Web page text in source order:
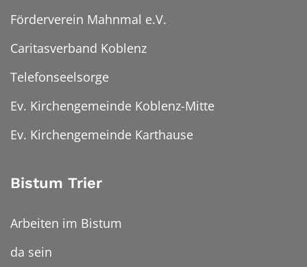
Förderverein Mahnmal e.V.
Caritasverband Koblenz
Telefonseelsorge
Ev. Kirchengemeinde Koblenz-Mitte
Ev. Kirchengemeinde Karthause
Bistum Trier
Arbeiten im Bistum
da sein